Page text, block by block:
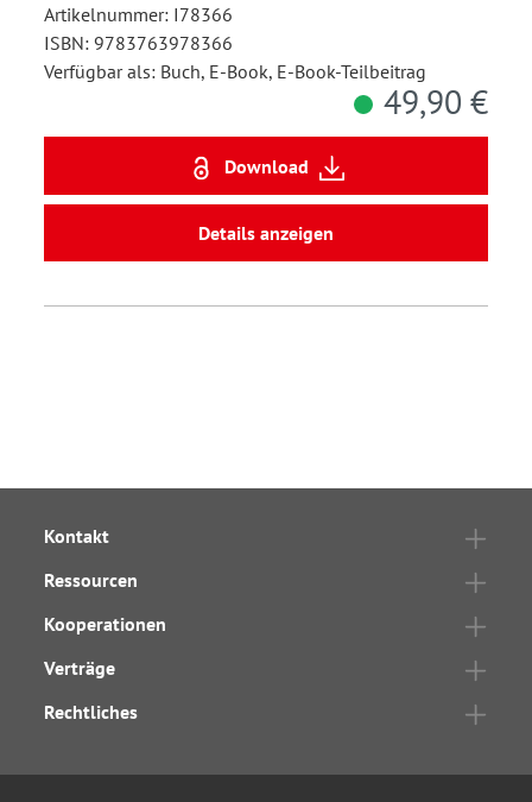
Artikelnummer: I78366
ISBN: 9783763978366
Verfügbar als: Buch, E-Book, E-Book-Teilbeitrag
49,90 €
Download
Details anzeigen
Kontakt
Ressourcen
Kooperationen
Verträge
Rechtliches